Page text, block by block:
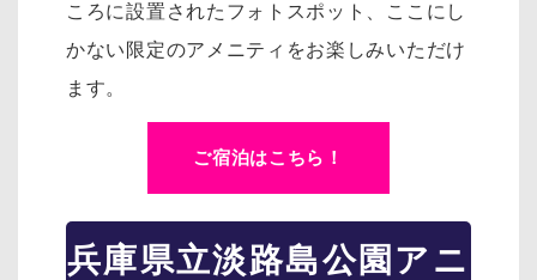
ころに設置されたフォトスポット、
ここにし
かない限定のアメニティをお楽しみいただけ
ます。
ご宿泊はこちら！
兵庫県立淡路島公園アニ